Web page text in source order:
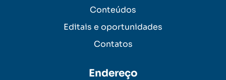
Conteúdos
Editais e oportunidades
Contatos
Endereço